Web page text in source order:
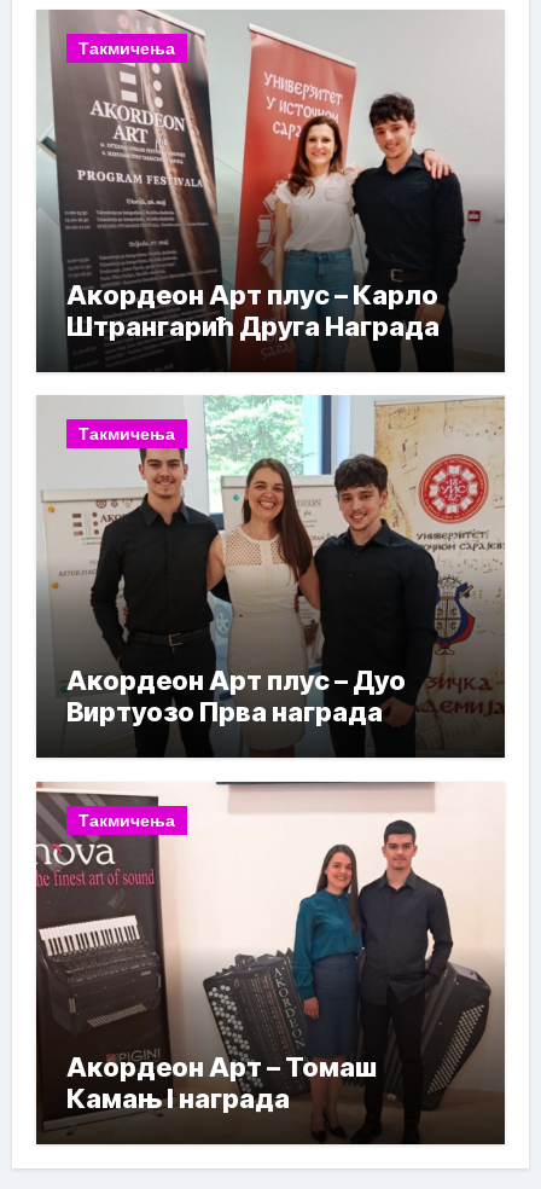
Такмичења
Акордеон Арт плус – Карло
Штрангарић Друга Награда
Такмичења
Акордеон Арт плус – Дуо
Виртуозо Прва награда
Такмичења
Акордеон Арт – Томаш
Камањ I награда